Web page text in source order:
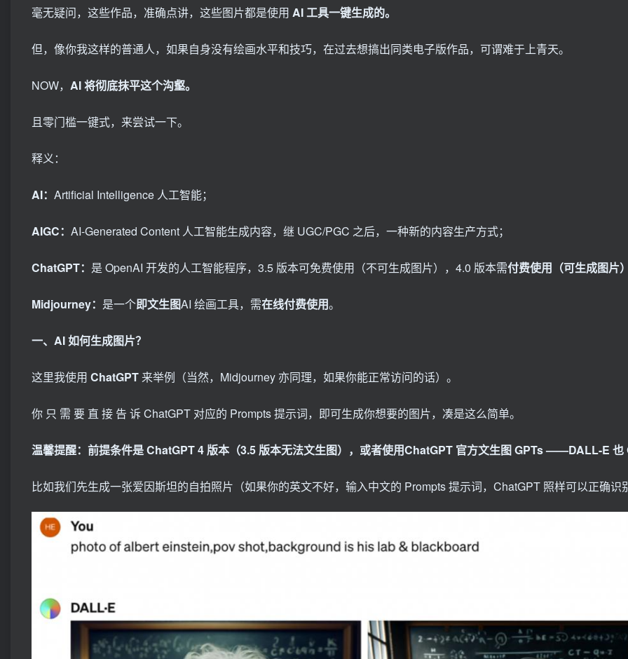
毫无疑问，这些作品，准确点讲，这些图片都是使用 AI 工具一键生成的。
但，像你我这样的普通人，如果自身没有绘画水平和技巧，在过去想搞出同类电子版作品，可谓难于上青天。
NOW， AI 将彻底抹平这个沟壑。
且零门槛一键式，来尝试一下。
释义：
AI： Artificial Intelligence 人工智能；
AIGC： AI-Generated Content 人工智能生成内容，继 UGC/PGC 之后，一种新的内容生产方式；
ChatGPT： 是 OpenAI 开发的人工智能程序，3.5 版本可免费使用（不可生成图片），4.0 版本需付费使用（可生成图片
Midjourney： 是一个即文生图AI 绘画工具，需在线付费使用。
一、AI 如何生成图片？
这里我使用 ChatGPT 来举例（当然，Midjourney 亦同理，如果你能正常访问的话）。
你 只 需 要 直 接 告 诉 ChatGPT 对应的 Prompts 提示词，即可生成你想要的图片，凑是这么简单。
温馨提醒：前提条件是 ChatGPT 4 版本（3.5 版本无法文生图），或者使用ChatGPT 官方文生图 GPTs ——DALL-E 也
比如我们先生成一张爱因斯坦的自拍照片（如果你的英文不好，输入中文的 Prompts 提示词，ChatGPT 照样可以正确识